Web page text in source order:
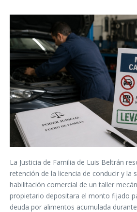
La Justicia de Familia de Luis Beltrán
retención de la licencia de conducir y la
habilitación comercial de un taller
propietario depositara el monto fijado
deuda por alimentos acumulada